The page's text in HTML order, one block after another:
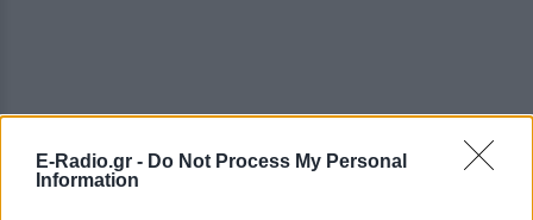
E-Radio.gr - Do Not Process My Personal
Information